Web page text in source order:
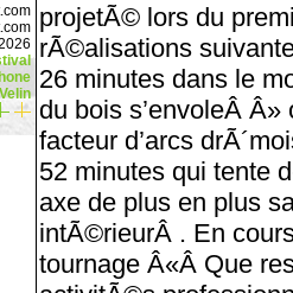
projetÃ© lors du
rÃ©alisations
26 minutes dans le
du bois s’envoleÂ
facteur d’arcs
52 minutes qui tente
axe de plus en plus
intÃ©rieurÂ . En
tournage Â«Â Que